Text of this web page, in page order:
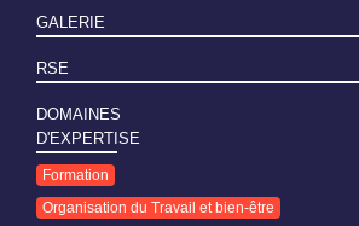
GALERIE
RSE
DOMAINES
D'EXPERTISE
Formation
Organisation du Travail et bien-être